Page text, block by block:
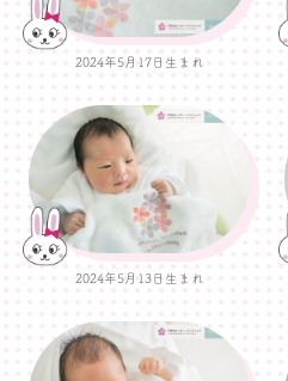
2024年5月17日生まれ
2024年5月13日生まれ